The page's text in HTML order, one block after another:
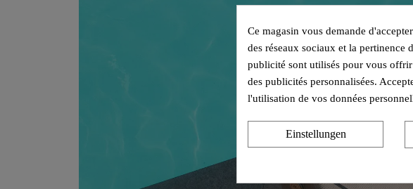
Ce magasin vous demande
des réseaux sociaux et la pertinence
publicité sont utilisés pour vous
des publicités personnalisées.
l'utilisation de vos données
Einstellungen